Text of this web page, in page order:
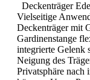
Deckenträger
Vielseitige
Deckenträger mit
Gardinenstange
integrierte Gelenk
Neigung des
Privatsphäre nach